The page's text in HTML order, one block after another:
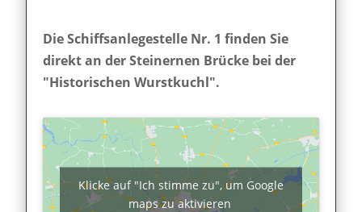
Die Schiffsanlegestelle Nr. 1 finden Sie
direkt an der Steinernen Brücke bei der
"Historischen Wurstkuchl".
Klicke auf "Ich stimme zu", um Google
maps zu aktivieren